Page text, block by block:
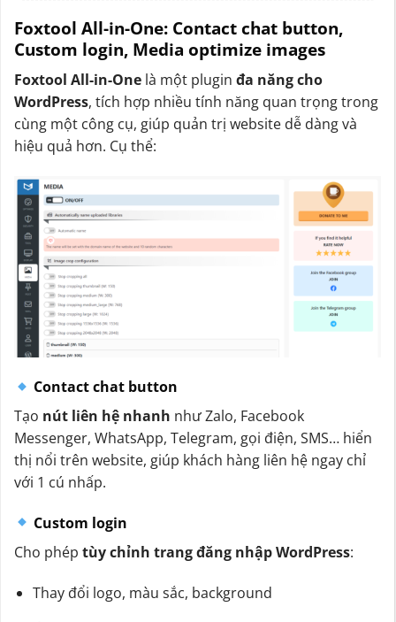
Foxtool All-in-One: Contact chat button,
Custom login, Media optimize images
Foxtool All-in-One là một plugin đa năng cho
WordPress, tích hợp nhiều tính năng quan trọng trong
cùng một công cụ, giúp quản trị website dễ dàng và
hiệu quả hơn. Cụ thể:
Contact chat button
Tạo nút liên hệ nhanh như Zalo, Facebook
Messenger, WhatsApp, Telegram, gọi điện, SMS… hiển
thị nổi trên website, giúp khách hàng liên hệ ngay chỉ
với 1 cú nhấp.
Custom login
Cho phép tùy chỉnh trang đăng nhập WordPress:
Thay đổi logo, màu sắc, background